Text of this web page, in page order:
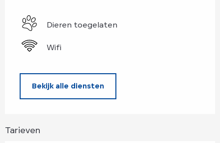
Dieren toegelaten
Wifi
Bekijk alle diensten
Tarieven